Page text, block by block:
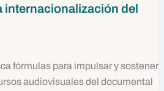
internacionalización del
fórmulas para impulsar y sostener
audiovisuales del documental